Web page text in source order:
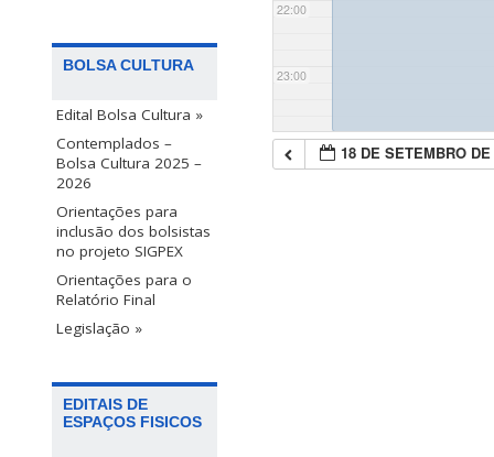
BOLSA CULTURA
Edital Bolsa Cultura »
Contemplados –
Bolsa Cultura 2025 –
2026
Orientações para
inclusão dos bolsistas
no projeto SIGPEX
Orientações para o
Relatório Final
Legislação »
EDITAIS DE
ESPAÇOS FISICOS
22:00
23:00
18 DE SETEMBRO DE